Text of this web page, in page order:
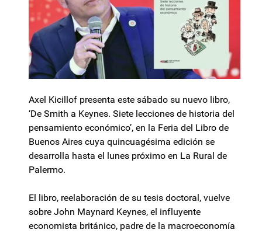
Axel Kicillof presenta este sábado su nuevo libro,
‘De Smith a Keynes. Siete lecciones de historia del
pensamiento económico’, en la Feria del Libro de
Buenos Aires cuya quincuagésima edición se
desarrolla hasta el lunes próximo en La Rural de
Palermo.
El libro, reelaboración de su tesis doctoral, vuelve
sobre John Maynard Keynes, el influyente
economista británico, padre de la macroeconomía